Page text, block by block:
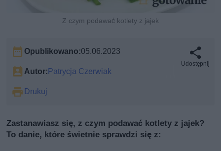
Z czym podawać kotlety z jajek
Opublikowano:05.06.2023
Autor:Patrycja Czerwiak
Drukuj
Udostępnij
Zastanawiasz się, z czym podawać kotlety z jajek?
To danie, które świetnie sprawdzi się z: